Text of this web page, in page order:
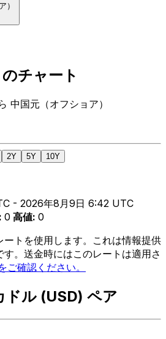
）
チャート
中国元（オフショア）
2Y 5Y 10Y
- 2026年8月9日 6:42 UTC
: 0 高値: 0
ートを使用します。これは情報提供
。送金時にはこのレートは適用さ
ご確認ください。
ドル (USD) ペア